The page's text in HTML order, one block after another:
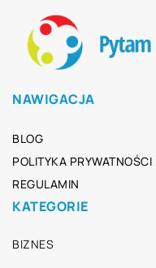
NAWIGACJA
BLOG
POLITYKA PRYWATNOŚCI
REGULAMIN
KATEGORIE
BIZNES